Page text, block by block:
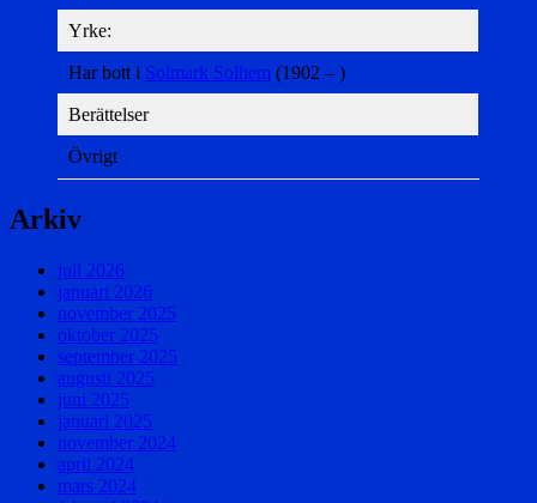
Yrke:
Har bott i Solmark Solhem (1902 – )
Berättelser
Övrigt
Arkiv
juli 2026
januari 2026
november 2025
oktober 2025
september 2025
augusti 2025
juni 2025
januari 2025
november 2024
april 2024
mars 2024